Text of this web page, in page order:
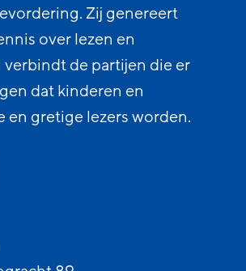
Zij genereert
over lezen en
de partijen die er
dat kinderen en
en gretige lezers worden.